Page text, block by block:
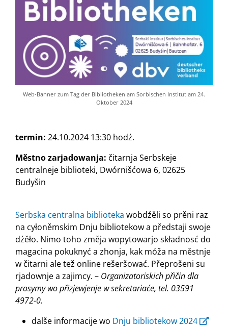
Web-Banner zum Tag der Bibliotheken am Sorbischen Institut am 24.
Oktober 2024
termin: 24.10.2024 13:30 hodź.
Městno zarjadowanja: čitarnja Serbskeje
centralneje biblioteki, Dwórnišćowa 6, 02625
Budyšin
Serbska centralna biblioteka wobdźěli so prěni raz
na cyłoněmskim Dnju bibliotekow a předstaji swoje
dźěło. Nimo toho změja wopytowarjo składnosć do
magacina pokuknyć a zhonja, kak móža na městnje
w čitarni ale tež online rešeršować. Přeprošeni su
rjadownje a zajimcy. – Organizatoriskich přičin dla
prosymy wo přizjewjenje w sekretariaće, tel. 03591
4972-0.
dalše informacije wo Dnju bibliotekow 2024